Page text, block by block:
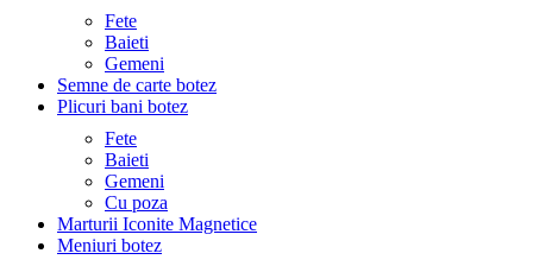
Fete
Baieti
Gemeni
Semne de carte botez
Plicuri bani botez
Fete
Baieti
Gemeni
Cu poza
Marturii Iconite Magnetice
Meniuri botez